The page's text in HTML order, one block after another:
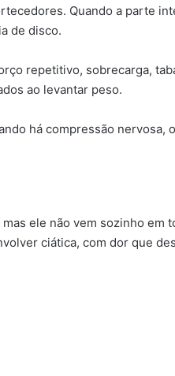
Quando a parte
de disco.
repetitivo, sobrecarga,
ao levantar peso.
há compressão nervosa,
ele não vem sozinho em
ciática, com dor que